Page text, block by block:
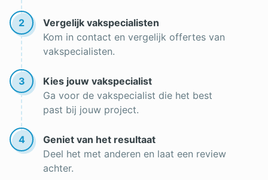
2
Vergelijk vakspecialisten
Kom in contact en vergelijk offertes van
vakspecialisten.
3
Kies jouw vakspecialist
Ga voor de vakspecialist die het best
past bij jouw project.
4
Geniet van het resultaat
Deel het met anderen en laat een review
achter.